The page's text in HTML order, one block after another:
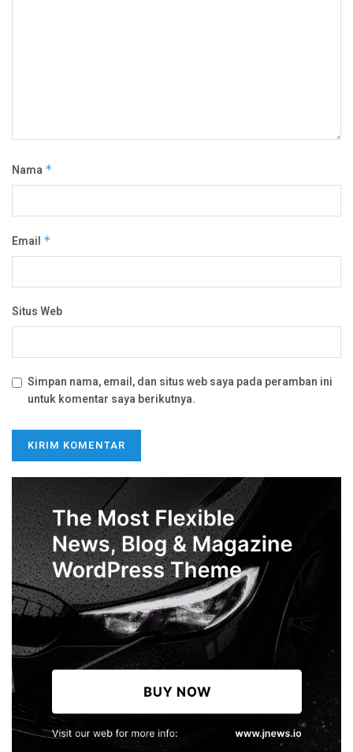
Nama *
Email *
Situs Web
Simpan nama, email, dan situs web saya pada peramban ini
untuk komentar saya berikutnya.